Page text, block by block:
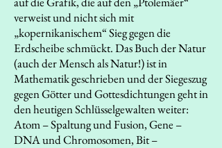
verweist und nicht sich mit
„kopernikanischem“ Sieg gegen die
Erdscheibe schmückt. Das Buch der Natur
(auch der Mensch als Natur!) ist in
Mathematik geschrieben und der Siegeszug
gegen Götter und Gottesdichtungen geht in
den heutigen Schlüsselgewalten weiter:
Atom – Spaltung und Fusion, Gene –
DNA und Chromosomen, Bit –